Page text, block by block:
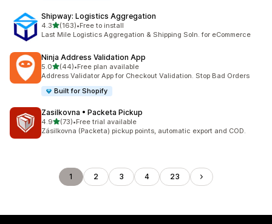
Shipway: Logistics Aggregation
4.35つ星中
(163)
合計レビュー数：163件
•Free to install
Last Mile Logistics Aggregation & Shipping Soln. for eCommerce
Ninja Address Validation App
5.05つ星中
(44)
合計レビュー数：44件
•Free plan available
Address Validator App for Checkout Validation. Stop Bad Orders
Built for Shopify
Zasilkovna • Packeta Pickup
4.95つ星中
(73)
合計レビュー数：73件
•Free trial available
Zásilkovna (Packeta) pickup points, automatic export and COD.
1 2 3 4 23